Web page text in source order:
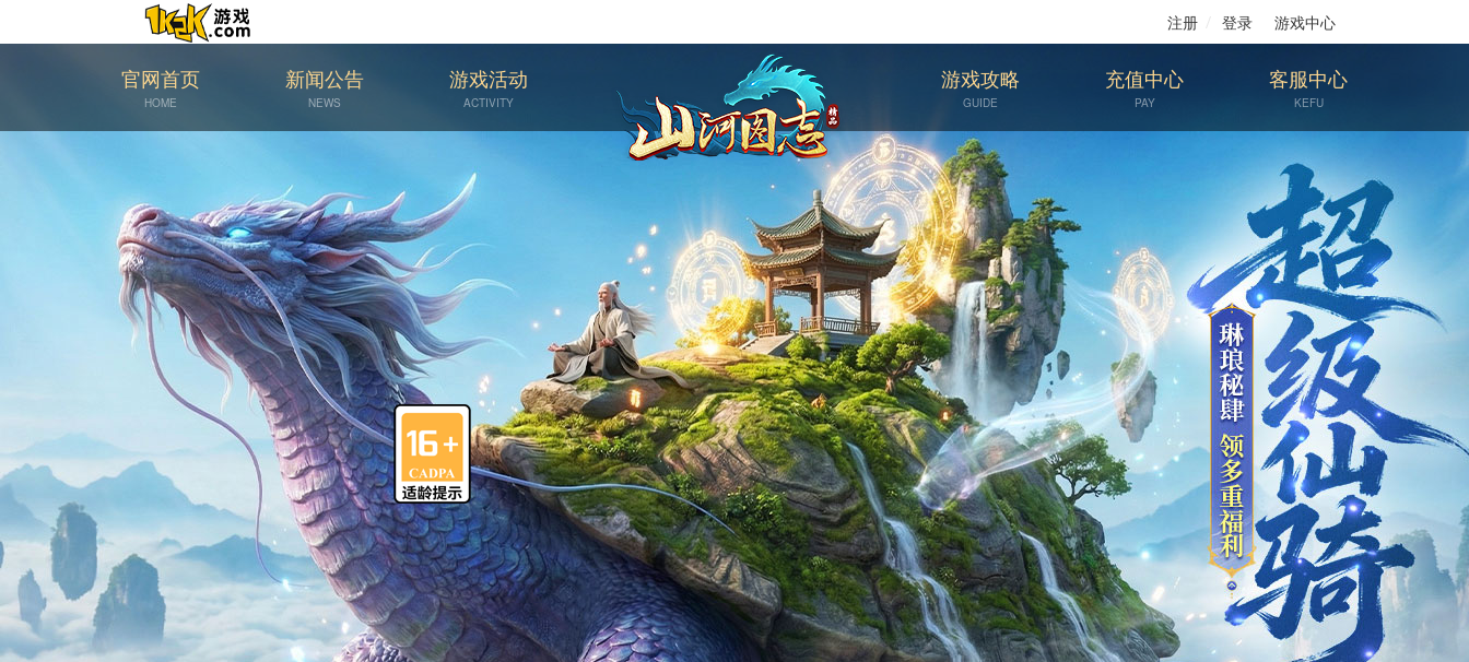
注册 登录 游戏中心
官网首页
HOME
新闻公告
NEWS
游戏活动
ACTIVITY
游戏攻略
GUIDE
充值中心
PAY
客服中心
KEFU